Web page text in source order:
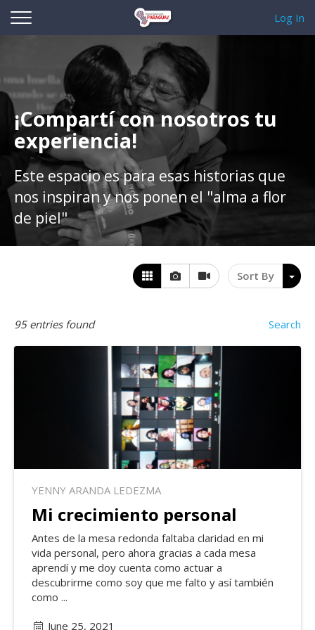
Log In
¡Compartí con nosotros tu
experiencia!
Este espacio es para esas historias que
nos inspiran y nos ponen el "alma a flor
de piel"
Sort By
95entries found Search
YENNY ARANDA LEDEZMA
Mi crecimiento personal
Antes de la mesa redonda faltaba claridad en mi
vida personal, pero ahora gracias a cada mesa
aprendí y me doy cuenta como actuar a
descubrirme como soy que me falto y así también
como ...
June 25, 2021